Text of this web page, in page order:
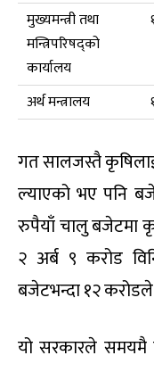
मुख्यमन्त्री तथा
मन्त्रिपरिषद्को
कार्यालय
अर्थ मन्त्रालय
गत सालजस्तै
ल्याएको भए पनि
रुपैयाँ चालु बजेटमा
२ अर्ब ९ करोड
बजेटभन्दा १२
यो सरकारले समयमै